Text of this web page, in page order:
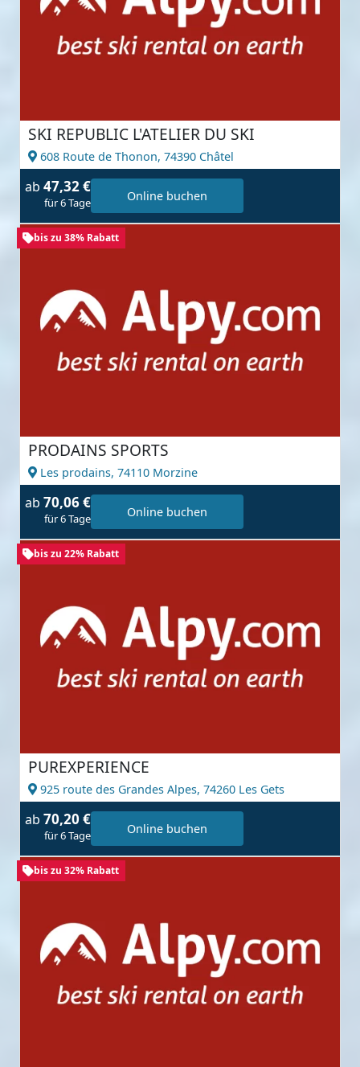
SKI REPUBLIC L'ATELIER DU SKI
608 Route de Thonon, 74390 Châtel
ab 47,32 €
für 6 Tage Online buchen
bis zu 38% Rabatt
PRODAINS SPORTS
Les prodains, 74110 Morzine
ab 70,06 €
für 6 Tage Online buchen
bis zu 22% Rabatt
PUREXPERIENCE
925 route des Grandes Alpes, 74260 Les Gets
ab 70,20 €
für 6 Tage Online buchen
bis zu 32% Rabatt